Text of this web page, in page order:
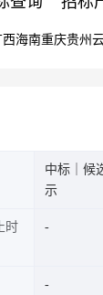
西海南重庆贵州
中标｜候
示
时